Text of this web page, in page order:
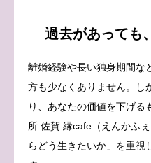
過去があっても
離婚経験や長い独身期間な
方も少なくありません。し
り、あなたの価値を下げる
所 佐賀 縁cafe（えんかふ
らどう生きたいか」を重視